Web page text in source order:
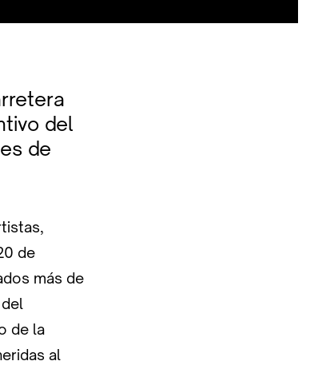
del
de
de
más de
de la
al